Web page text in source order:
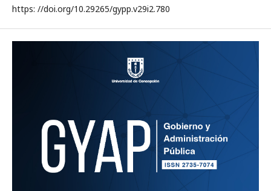
https: //doi.org/10.29265/gypp.v29i2.780